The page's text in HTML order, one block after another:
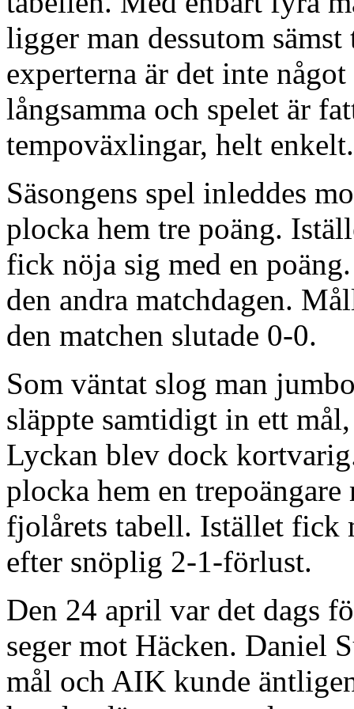
ligger man dessutom
experterna är det inte något
långsamma och spelet är
tempoväxlingar, helt enkelt.
Säsongens spel inleddes
plocka hem tre poäng.
fick nöja sig med en
den andra matchdagen.
den matchen slutade 0-0.
Som väntat slog man
släppte samtidigt in ett
Lyckan blev dock
plocka hem en
fjolårets tabell. Istället fick
efter snöplig 2-1-förlust.
Den 24 april var det dags
seger mot Häcken. Daniel
mål och AIK kunde